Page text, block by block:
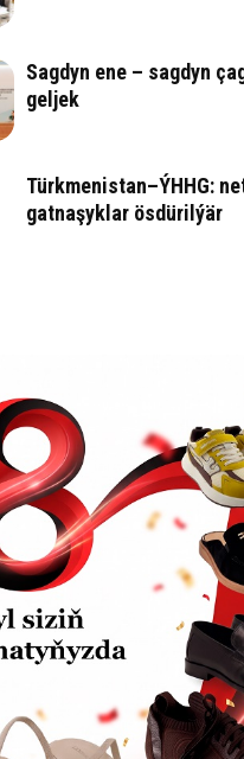
Sagdyn ene – sagdyn
geljek
Türkmenistan–ÝHHG:
gatnaşyklar ösdürilýär